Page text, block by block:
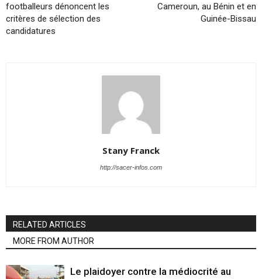
footballeurs dénoncent les
critères de sélection des
candidatures
Cameroun, au Bénin et en
Guinée-Bissau
Stany Franck
http://sacer-infos.com
RELATED ARTICLES
MORE FROM AUTHOR
Le plaidoyer contre la médiocrité au